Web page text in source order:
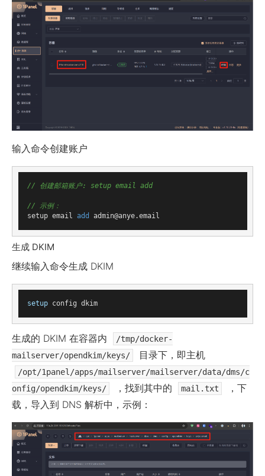
输入命令创建账户
// 创建邮箱账户: setup email add
// 示例：
setup email add
生成 DKIM
继续输入命令生成 DKIM
setup config dkim
生成的 DKIM 在容器内
/tmp/docker-
mailserver/opendkim/keys/
目录下，即主机
/opt/1panel/apps/mailserver/mailserver/data/dms/c
onfig/opendkim/keys/
，找到其中的 mail.txt
，下
载，导入到 DNS 解析中，示例：